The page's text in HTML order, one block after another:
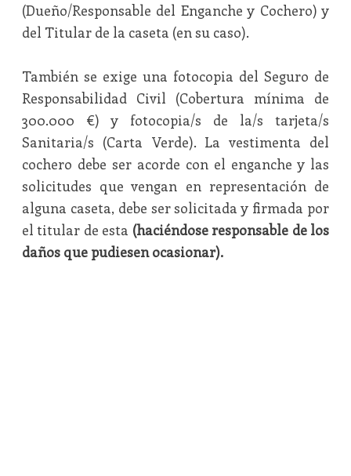
(Dueño/Responsable del Enganche y Cochero) y
del Titular de la caseta (en su caso).
También se exige una fotocopia del Seguro de
Responsabilidad Civil (Cobertura mínima de
300.000 €) y fotocopia/s de la/s tarjeta/s
Sanitaria/s (Carta Verde). La vestimenta del
cochero debe ser acorde con el enganche y las
solicitudes que vengan en representación de
alguna caseta, debe ser solicitada y firmada por
el titular de esta (haciéndose responsable de los
daños que pudiesen ocasionar).